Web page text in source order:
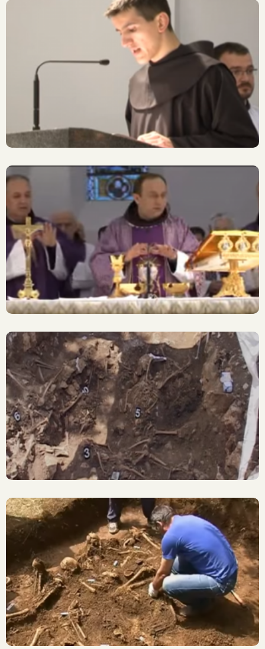
Široki Brijeg: Pokopani
Posmrtni Ostatci Fra
Maksimilijana Jurčića
Široki Brijeg: Obilježena 65.
Obljetnica Ubojstva
Ljubuški: Iskapanja
Masovne Grobnice Tomića
Njiva
Široki Brijeg: Iskapanje
Masovne Grobnice U
Dubravi (Knešpolje)